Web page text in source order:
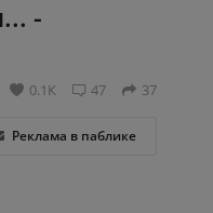
-
37
47
0.1К
Реклама в паблике